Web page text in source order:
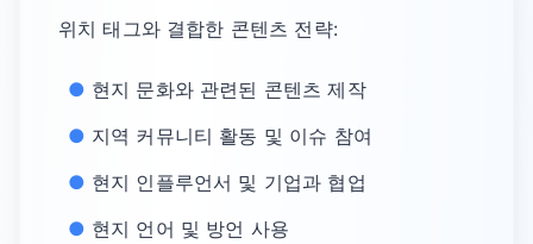
위치 태그와 결합한 콘텐츠 전략:
현지 문화와 관련된 콘텐츠 제작
지역 커뮤니티 활동 및 이슈 참여
현지 인플루언서 및 기업과 협업
현지 언어 및 방언 사용